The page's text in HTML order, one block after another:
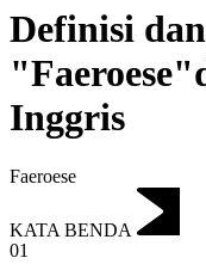
Definisi
Inggris
Faeroese
KATA BENDA
01